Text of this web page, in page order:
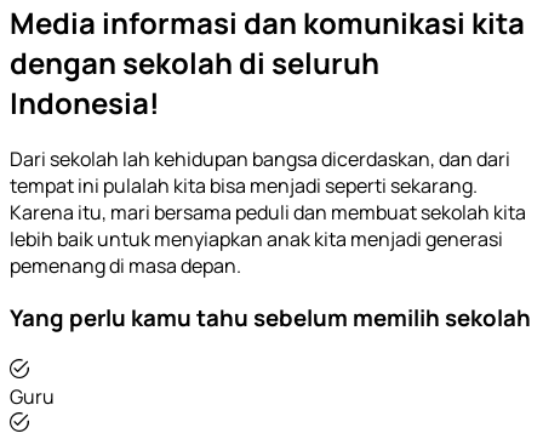
Media informasi dan komunikasi kita
dengan sekolah di seluruh
Indonesia!
Dari sekolah lah kehidupan bangsa dicerdaskan, dan dari
tempat ini pulalah kita bisa menjadi seperti sekarang.
Karena itu, mari bersama peduli dan membuat sekolah kita
lebih baik untuk menyiapkan anak kita menjadi generasi
pemenang di masa depan.
Yang perlu kamu tahu sebelum memilih sekolah
Guru